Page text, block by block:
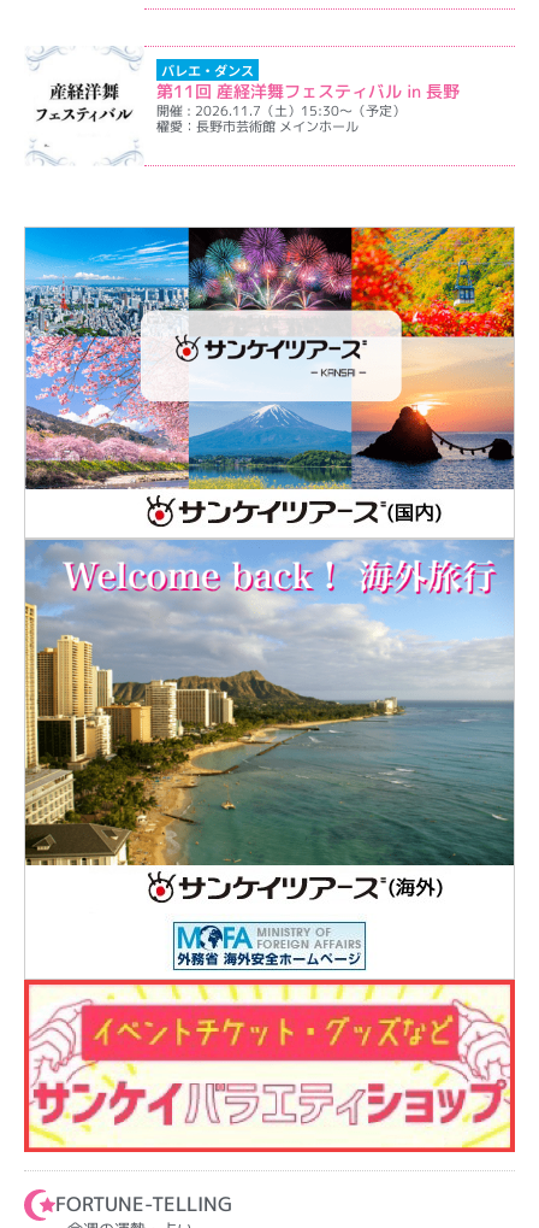
バレエ・ダンス
第11回 産経洋舞フェスティバル in 長野
開催 : 2026.11.7（土）15:30～（予定）
櫂愛：長野市芸術館 メインホール
FORTUNE-TELLING